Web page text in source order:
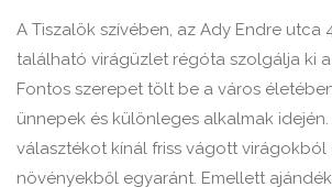
A Tiszalök szívében, az Ady Endre utca
található virágüzlet régóta szolgálja ki
Fontos szerepet tölt be a város
ünnepek és különleges alkalmak
választékot kínál friss vágott virágokból
növényekből egyaránt. Emellett